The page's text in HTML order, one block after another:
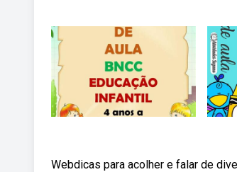
Webdicas para acolher e falar de